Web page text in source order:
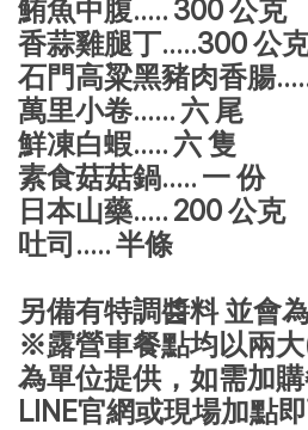
鮪魚中腹..... 300 公克
香蒜雞腿丁.....300 公
石門高粱黑豬肉香腸
萬里小卷...... 六 尾
鮮凍白蝦..... 六 隻
素食菇菇鍋..... 一 份
日本山藥..... 200 公克
吐司..... 半條
另備有特調醬料 並會
※露營車餐點均以兩
為單位提供，如需加
LINE官網或現場加點即